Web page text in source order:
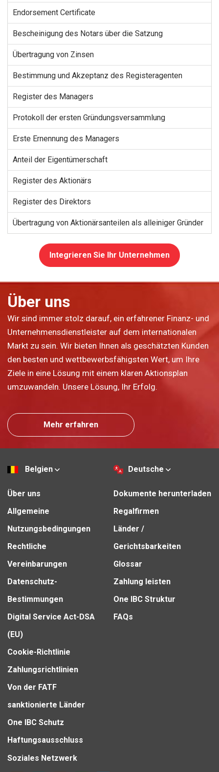
Endorsement Certificate
Bescheinigung des Notars über die Satzung
Übertragung von Zinsen
Bestimmung und Akzeptanz des Registeragenten
Register des Managers
Protokoll der ersten Gründungsversammlung
Erste Ernennung des Managers
Anteil der Eigentümerschaft
Register des Aktionärs
Register des Direktors
Übertragung von Aktionärsanteilen als alleiniger Gründer
Integrieren Sie Ihr Unternehmen
Über uns
Wir sind immer stolz darauf, ein erfahrener Finanz- und
Unternehmensdienstleister auf dem internationalen
Markt zu sein. Wir bieten Ihnen als geschätzten Kunden
den besten und wettbewerbsfähigsten Wert, um Ihre
Ziele in eine Lösung mit einem klaren Aktionsplan
umzuwandeln. Unsere Lösung, Ihr Erfolg.
Mehr erfahren
Belgien Deutsche
Über uns
Allgemeine
Nutzungsbedingungen
Rechtliche
Vereinbarungen
Datenschutz-
Bestimmungen
Digital Service Act-DSA
(EU)
Cookie-Richtlinie
Zahlungsrichtlinien
Von der FATF
sanktionierte Länder
One IBC Schutz
Haftungsausschluss
Dokumente herunterladen
Regalfirmen
Länder /
Gerichtsbarkeiten
Glossar
Zahlung leisten
One IBC Struktur
FAQs
Soziales Netzwerk